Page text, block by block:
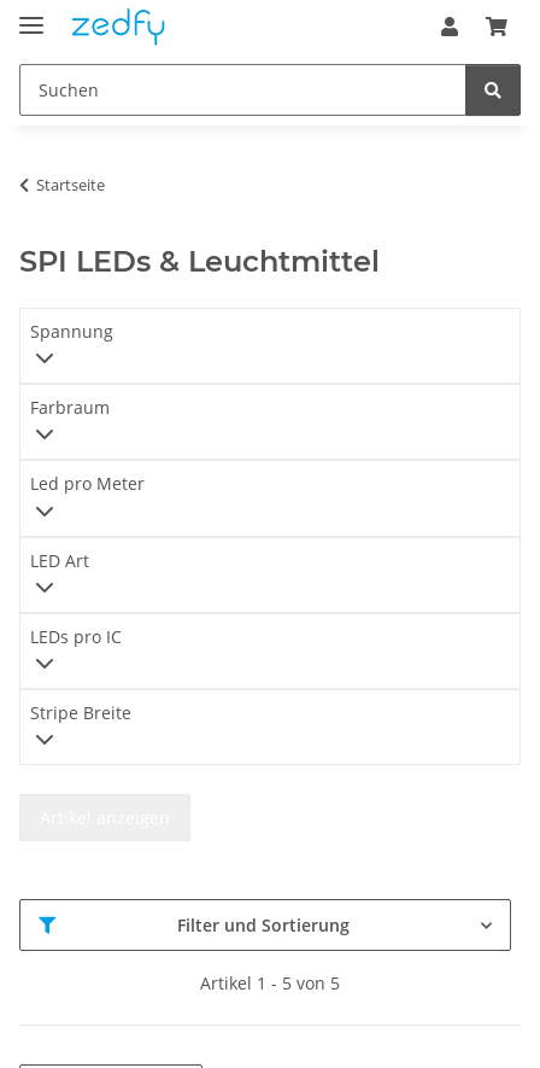
Startseite
SPI LEDs & Leuchtmittel
Spannung
Farbraum
Led pro Meter
LED Art
LEDs pro IC
Stripe Breite
Filter und Sortierung
Artikel 1 - 5 von 5